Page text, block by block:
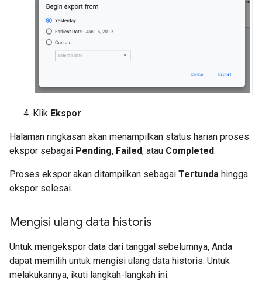
Klik Ekspor.
Halaman ringkasan akan menampilkan status harian proses
ekspor sebagai Pending, Failed, atau Completed.
Proses ekspor akan ditampilkan sebagai Tertunda hingga
ekspor selesai.
Mengisi ulang data historis
Untuk mengekspor data dari tanggal sebelumnya, Anda
dapat memilih untuk mengisi ulang data historis. Untuk
melakukannya, ikuti langkah-langkah ini: